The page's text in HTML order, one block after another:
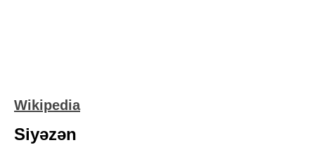
Wikipedia
Siyəzən